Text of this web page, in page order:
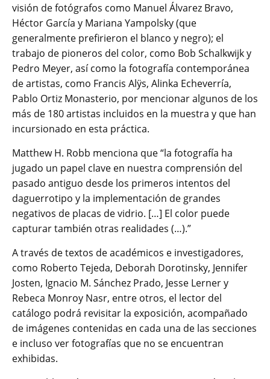
visión de fotógrafos como Manuel Álvarez Bravo,
Héctor García y Mariana Yampolsky (que
generalmente prefirieron el blanco y negro); el
trabajo de pioneros del color, como Bob Schalkwijk y
Pedro Meyer, así como la fotografía contemporánea
de artistas, como Francis Alÿs, Alinka Echeverría,
Pablo Ortiz Monasterio, por mencionar algunos de los
más de 180 artistas incluidos en la muestra y que han
incursionado en esta práctica.
Matthew H. Robb menciona que “la fotografía ha
jugado un papel clave en nuestra comprensión del
pasado antiguo desde los primeros intentos del
daguerrotipo y la implementación de grandes
negativos de placas de vidrio. […] El color puede
capturar también otras realidades (…).”
A través de textos de académicos e investigadores,
como Roberto Tejeda, Deborah Dorotinsky, Jennifer
Josten, Ignacio M. Sánchez Prado, Jesse Lerner y
Rebeca Monroy Nasr, entre otros, el lector del
catálogo podrá revisitar la exposición, acompañado
de imágenes contenidas en cada una de las secciones
e incluso ver fotografías que no se encuentran
exhibidas.